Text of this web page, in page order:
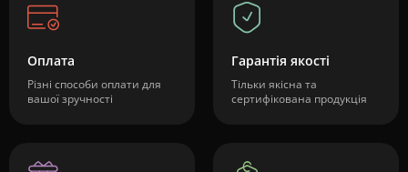
Оплата
Різні способи оплати для
вашої зручності
Гарантія якості
Тільки якісна та
сертифікована продукція